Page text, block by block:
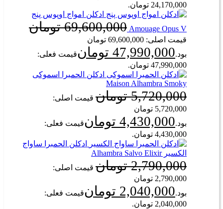
24,170,000 تومان.
ادکلن امواج اوپوس پنج
Amouage Opus V
69,600,000 تومان
قیمت اصلی: 69,600,000 تومان
بود.47,990,000 تومانقیمت فعلی:
47,990,000 تومان.
ادکلن الحمبرا اسموکی
Maison Alhambra Smoky
5,720,000 تومان قیمت اصلی:
5,720,000 تومان
بود.4,430,000 تومانقیمت فعلی:
4,430,000 تومان.
ادکلن الحمبرا ساواج
الکسیر Alhambra Salvo Elixir
2,790,000 تومان قیمت اصلی:
2,790,000 تومان
بود.2,040,000 تومانقیمت فعلی:
2,040,000 تومان.